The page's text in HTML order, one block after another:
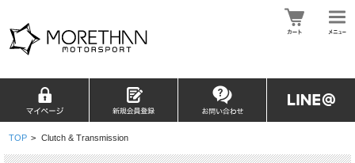
TOP > Clutch & Transmission